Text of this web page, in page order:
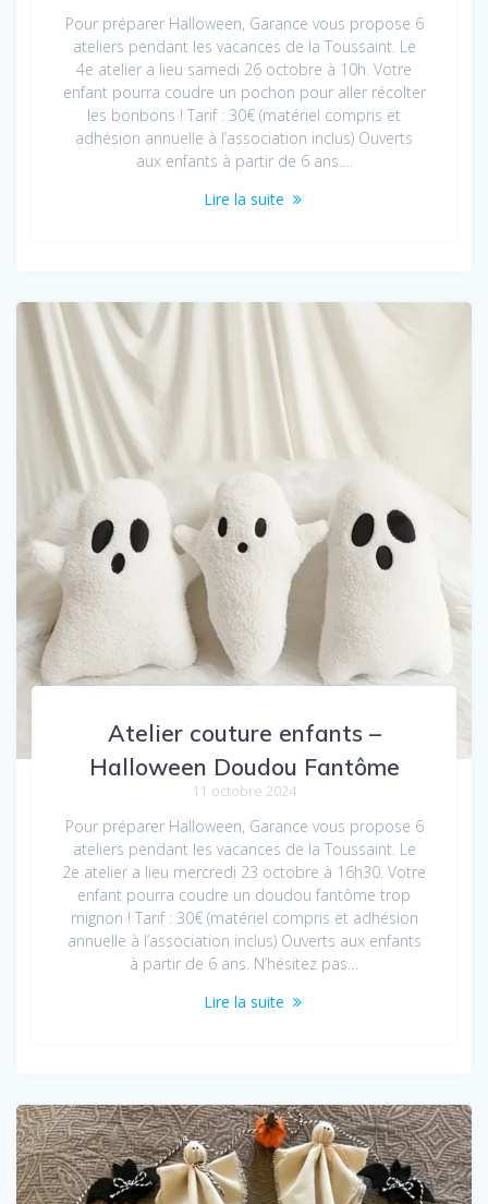
Pour préparer Halloween, Garance vous propose 6
ateliers pendant les vacances de la Toussaint. Le
4e atelier a lieu samedi 26 octobre à 10h. Votre
enfant pourra coudre un pochon pour aller récolter
les bonbons ! Tarif : 30€ (matériel compris et
adhésion annuelle à l’association inclus) Ouverts
aux enfants à partir de 6 ans.…
Lire la suite
Atelier couture enfants –
Halloween Doudou Fantôme
11 octobre 2024
Pour préparer Halloween, Garance vous propose 6
ateliers pendant les vacances de la Toussaint. Le
2e atelier a lieu mercredi 23 octobre à 16h30. Votre
enfant pourra coudre un doudou fantôme trop
mignon ! Tarif : 30€ (matériel compris et adhésion
annuelle à l’association inclus) Ouverts aux enfants
à partir de 6 ans. N’hésitez pas…
Lire la suite